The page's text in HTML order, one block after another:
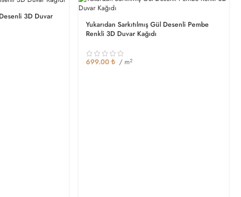
3D Duvar
Yukarıdan Sarkıtılmış Gül Desenli Pembe
Renkli 3D Duvar Kağıdı
699.00 ₺ / m2